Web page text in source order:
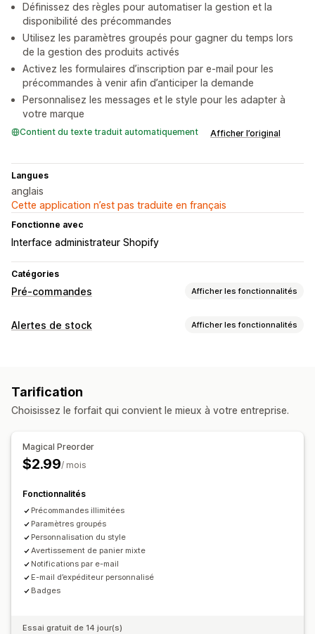
Définissez des règles pour automatiser la gestion et la
disponibilité des précommandes
Utilisez les paramètres groupés pour gagner du temps lors
de la gestion des produits activés
Activez les formulaires d’inscription par e-mail pour les
précommandes à venir afin d’anticiper la demande
Personnalisez les messages et le style pour les adapter à
votre marque
Contient du texte traduit automatiquement Afficher l’original
Langues
anglais
Cette application n’est pas traduite en français
Fonctionne avec
Interface administrateur Shopify
Catégories
Pré-commandes Afficher les fonctionnalités
Type de commande
Personnalisation
Image de marque personnalisée
Notifications par e-mail
Paiements différés
Paiement manuel
Alertes de stock Afficher les fonctionnalités
E-mail Alertes personnalisées
Analyses de données et génération de rapports
Tarification
Choisissez le forfait qui convient le mieux à votre entreprise.
Magical Preorder
$2.99/ mois
Fonctionnalités
Précommandes illimitées
Paramètres groupés
Personnalisation du style
Avertissement de panier mixte
Notifications par e-mail
E-mail d’expéditeur personnalisé
Badges
Essai gratuit de 14 jour(s)